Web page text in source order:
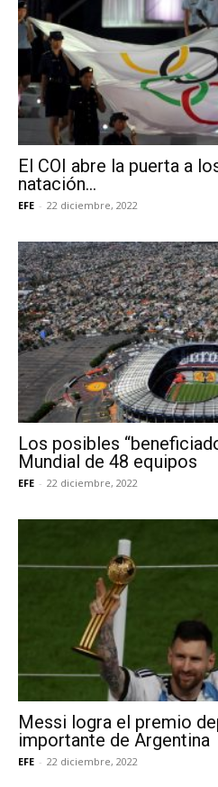
El COI abre la puerta a
natación...
EFE - 22 diciembre, 2022
Los posibles
Mundial de 48 equipos
EFE - 22 diciembre, 2022
Messi logra el premio
importante de Argentina
EFE - 22 diciembre, 2022